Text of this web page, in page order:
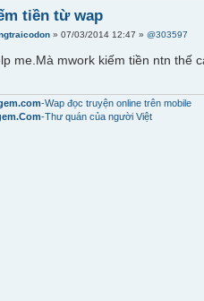
tiền từ wap
» 07/03/2014 12:47 »@303597
me.Mà mwork kiếm tiền ntn thế
-Wap đọc truyện online trên mobile
-Thư quán của người Việt